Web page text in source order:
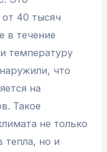
40 тысяч
в течение
температуру
что
на
Такое
не только
тепла, но и